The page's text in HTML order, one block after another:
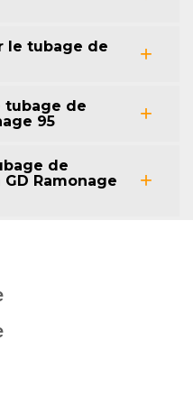
le tubage de
tubage de
95
de
Ramonage